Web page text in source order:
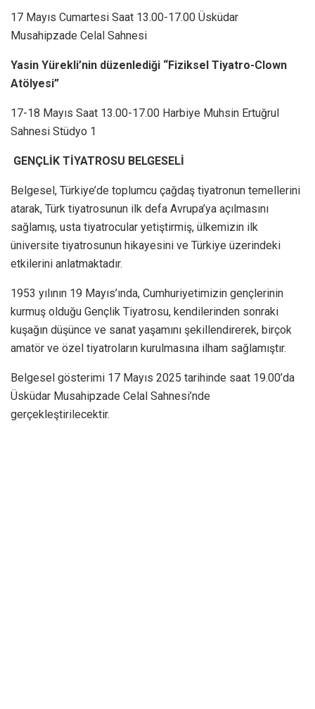
17 Mayıs Cumartesi Saat 13.00-17.00 Üsküdar
Musahipzade Celal Sahnesi
Yasin Yürekli’nin düzenlediği “Fiziksel Tiyatro-Clown
Atölyesi”
17-18 Mayıs Saat 13.00-17.00 Harbiye Muhsin Ertuğrul
Sahnesi Stüdyo 1
GENÇLİK TİYATROSU BELGESELİ
Belgesel, Türkiye’de toplumcu çağdaş tiyatronun temellerini
atarak, Türk tiyatrosunun ilk defa Avrupa’ya açılmasını
sağlamış, usta tiyatrocular yetiştirmiş, ülkemizin ilk
üniversite tiyatrosunun hikayesini ve Türkiye üzerindeki
etkilerini anlatmaktadır.
1953 yılının 19 Mayıs’ında, Cumhuriyetimizin gençlerinin
kurmuş olduğu Gençlik Tiyatrosu, kendilerinden sonraki
kuşağın düşünce ve sanat yaşamını şekillendirerek, birçok
amatör ve özel tiyatroların kurulmasına ilham sağlamıştır.
Belgesel gösterimi 17 Mayıs 2025 tarihinde saat 19.00’da
Üsküdar Musahipzade Celal Sahnesi’nde
gerçekleştirilecektir.